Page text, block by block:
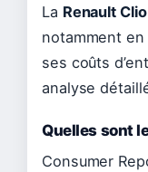
La Renault Clio
notamment
ses coûts
analyse
Quelles sont
Consumer